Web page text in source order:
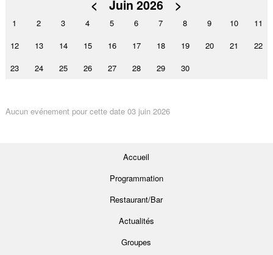
< Juin 2026 >
1 2 3 4 5 6 7 8 9 10
11
12
13 14 15 16 17 18 19 20 21
22
23
24 25 26 27 28 29 30
Aucun evénement pour cette date 03 juin 2026
Accueil
Programmation
Restaurant/Bar
Actualités
Groupes